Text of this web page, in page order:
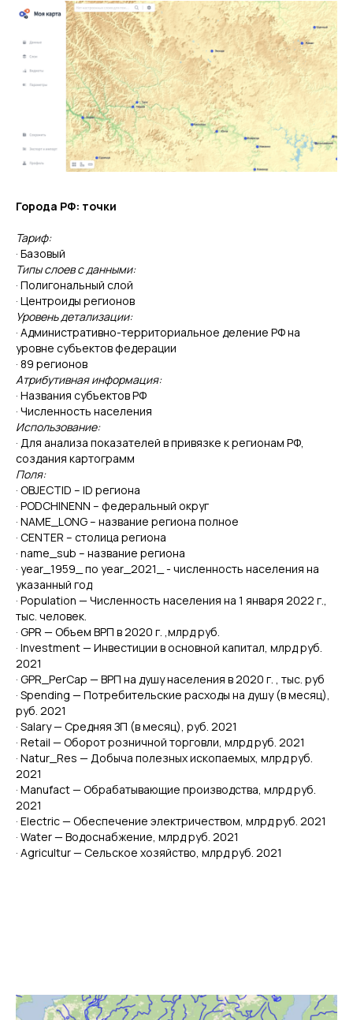
Города РФ: точки
Тариф:
· Базовый
Типы слоев с данными:
· Полигональный слой
· Центроиды регионов
Уровень детализации:
· Административно-территориальное деление РФ на
уровне субъектов федерации
· 89 регионов
Атрибутивная информация:
· Названия субъектов РФ
· Численность населения
Использование:
· Для анализа показателей в привязке к регионам РФ,
создания картограмм
Поля:
· OBJECTID – ID региона
· PODCHINENN – федеральный округ
· NAME_LONG – название региона полное
· CENTER – столица региона
· name_sub – название региона
· year_1959_ по year_2021_ - численность населения на
указанный год
· Population — Численность населения на 1 января 2022 г.,
тыс. человек.
· GPR — Объем ВРП в 2020 г. ,млрд руб.
· Investment — Инвестиции в основной капитал, млрд руб.
2021
· GPR_PerCap — ВРП на душу населения в 2020 г. , тыс. руб
· Spending — Потребительские расходы на душу (в месяц),
руб. 2021
· Salary — Средняя ЗП (в месяц), руб. 2021
· Retail — Оборот розничной торговли, млрд руб. 2021
· Natur_Res — Добыча полезных ископаемых, млрд руб.
2021
· Manufact — Обрабатывающие производства, млрд руб.
2021
· Electric — Обеспечение электричеством, млрд руб. 2021
· Water — Водоснабжение, млрд руб. 2021
· Agricultur — Сельское хозяйство, млрд руб. 2021